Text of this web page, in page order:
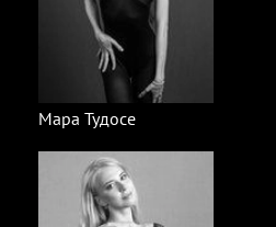
Мара Тудосе